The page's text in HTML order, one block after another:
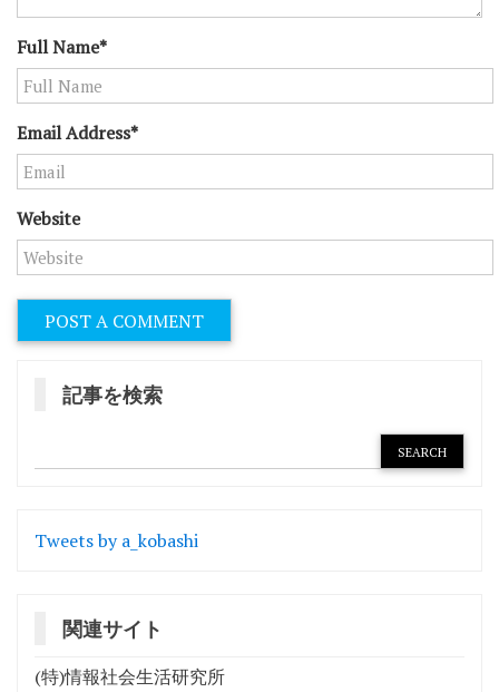
Full Name*
Email Address*
Website
記事を検索
Tweets by a_kobashi
関連サイト
(特)情報社会生活研究所